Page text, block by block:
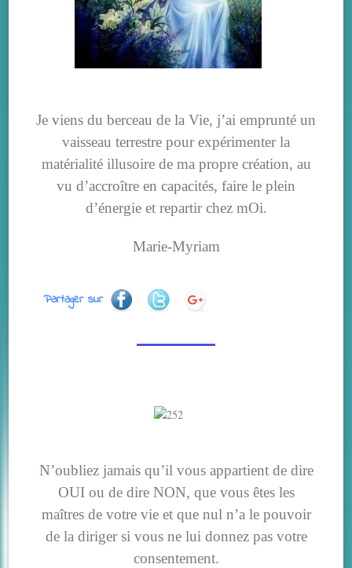
Je viens du berceau de la Vie, j’ai emprunté un
vaisseau terrestre pour expérimenter la
matérialité illusoire de ma propre création, au
vu d’accroître en capacités, faire le plein
d’énergie et repartir chez mOi.
Marie-Myriam
Partager sur
N’oubliez jamais qu’il vous appartient de dire
OUI ou de dire NON, que vous êtes les
maîtres de votre vie et que nul n’a le pouvoir
de la diriger si vous ne lui donnez pas votre
consentement.